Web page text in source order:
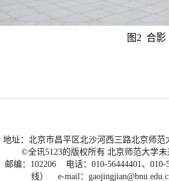
图2 合影
地址：北京市昌平区北沙河西三路北京师范
©全讯5123的版权所有 北京师范大学
邮编：102206 电话：010-56444401、010-
线） e-mail：